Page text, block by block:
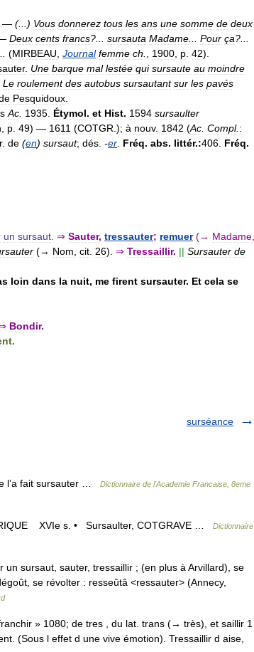
— (...) Vous donnerez tous les ans une somme de deux
Deux cents francs?... sursauta Madame Pour ça?...
(MIRBEAU Journal femme ch 1900 p 42).
. Une barque mal lestée qui sursaute au moindre
Le roulement des autobus sursautant sur les pavés
Pesquidoux
Ac 1935 Étymol. et Hist. 1594 sursaulter
p 49) — 1611 (COTGR .); à nouv. 1842 (Ac Compl. :
. de (en) sursaut; dés -er Fréq. abs. littér.:406 Fréq.
un sursaut ⇒ Sauter, tressauter; remuer (→ Madame
(→ Nom cit 26). ⇒ Tressaillir. || Sursauter de
loin dans la nuit, me firent sursauter. Et cela se
Bondir.
.
surséance
l’a fait sursauter …
Dictionnaire de l'Academie Francaise, 8eme
XVIe s. • Sursaulter, COTGRAVE …
Dictionnaire
sursaut, sauter, tressaillir ; (en plus à Arvillard), se
se révolter : resseûtâ <ressauter> (Annecy,
» 1080; de tres , du lat. trans (→ très), et saillir 1
(Sous l effet d une vive émotion). Tressaillir d aise,